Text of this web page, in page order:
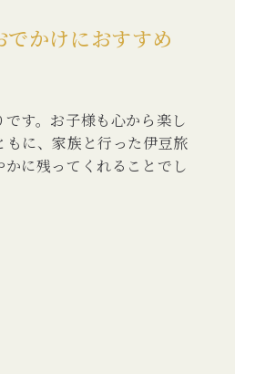
かけにおすすめ
す。お子様も心から楽し
に、家族と行った伊豆旅
に残ってくれることでし